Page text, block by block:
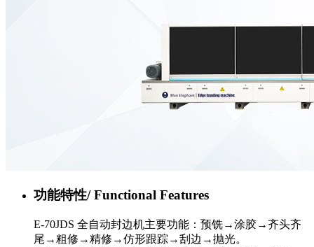
功能特性/Functional Features
E-70JDS 全自动封边机主要功能：预铣→涂胶→齐头齐
尾→粗修→精修→仿形跟踪→刮边→抛光。